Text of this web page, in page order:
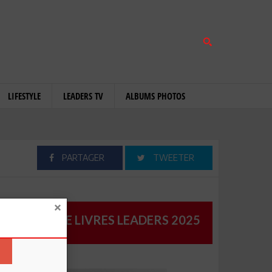
LIFESTYLE LEADERS TV ALBUMS PHOTOS
PARTAGER TWEETER
CATALOGUE LIVRES LEADERS 2025